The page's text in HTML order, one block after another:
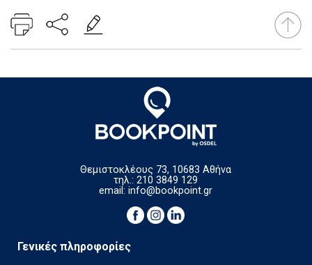
Θεμιστοκλέους 73, 10683 Αθήνα
τηλ.: 210 3849 129
email:info@bookpoint.gr
Γενικές πληροφορίες